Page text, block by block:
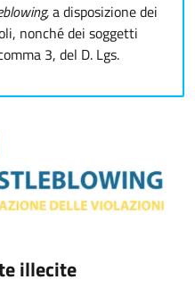
a disposizione dei
nonché dei soggetti
3, del D. Lgs.
illecite